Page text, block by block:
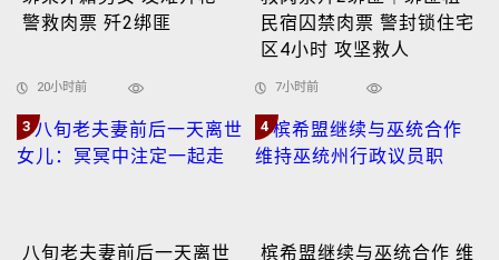
警救肉票 歼2绑匪
20小时前
民宿囚禁肉票 警封锁住宅
区4小时 攻坚救人
7小时前
3
八旬老夫妻前后一天离世
4
槟希盟继续与巫统合作 维